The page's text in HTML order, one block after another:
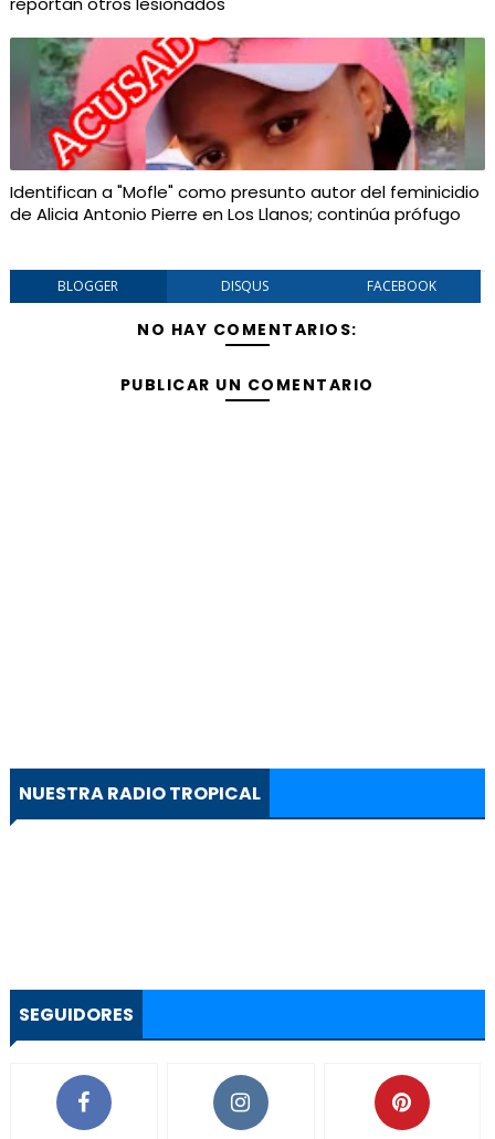
Identifican a "Mofle" como presunto autor del feminicidio
de Alicia Antonio Pierre en Los Llanos; continúa prófugo
BLOGGER DISQUS FACEBOOK
NO HAY COMENTARIOS:
PUBLICAR UN COMENTARIO
NUESTRA RADIO TROPICAL
SEGUIDORES